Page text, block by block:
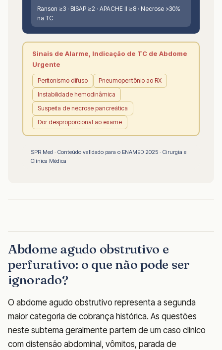
Ranson ≥3 · BISAP ≥2 · APACHE II ≥8 · Necrose >30%
na TC
Sinais de Alarme, Indicação de TC de Abdome
Urgente
Peritonismo difuso
Pneumoperitônio ao RX
Instabilidade hemodinâmica
Suspeita de necrose pancreática
Dor desproporcional ao exame
SPR Med · Conteúdo validado para o ENAMED 2025 · Cirurgia e
Clínica Médica
Abdome agudo obstrutivo e
perfurativo: o que não pode ser
ignorado?
O abdome agudo obstrutivo representa a segunda
maior categoria de cobrança histórica. As questões
neste subtema geralmente partem de um caso clínico
com distensão abdominal, vômitos, parada de